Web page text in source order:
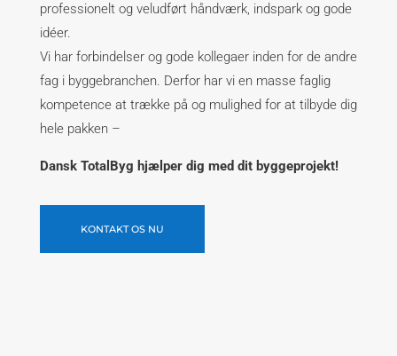
professionelt og veludført håndværk, indspark og gode
idéer.
Vi har forbindelser og gode kollegaer inden for de andre
fag i byggebranchen. Derfor har vi en masse faglig
kompetence at trække på og mulighed for at tilbyde dig
hele pakken –
Dansk TotalByg hjælper dig med dit byggeprojekt!
KONTAKT OS NU